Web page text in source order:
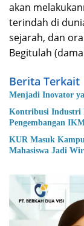
akan
terindah di
sejarah, dan
Begitulah
Berita Terkait
Menjadi Inovator
Kontribusi Industri
Pengembangan
KUR Masuk
Mahasiswa Jadi